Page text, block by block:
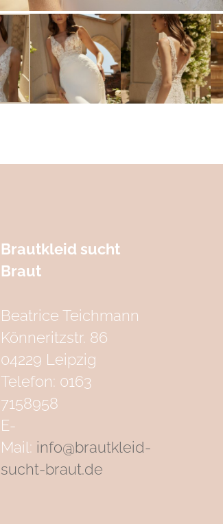
Brautkleid sucht
Braut
Beatrice Teichmann
Könneritzstr. 86
04229 Leipzig
Telefon: 0163
7158958
E-
Mail: info@brautkleid-
sucht-braut.de